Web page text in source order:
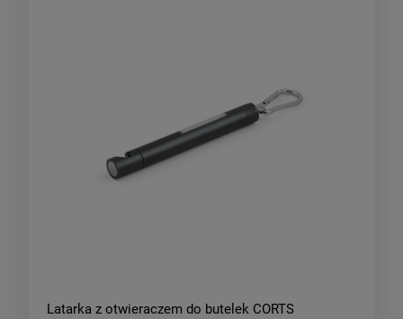
Latarka z otwieraczem do butelek CORTS